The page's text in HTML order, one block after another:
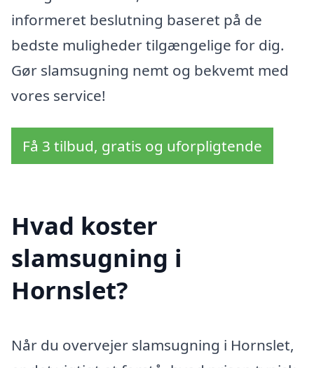
informeret beslutning baseret på de
bedste muligheder tilgængelige for dig.
Gør slamsugning nemt og bekvemt med
vores service!
Få 3 tilbud, gratis og uforpligtende
Hvad koster
slamsugning i
Hornslet?
Når du overvejer slamsugning i Hornslet,